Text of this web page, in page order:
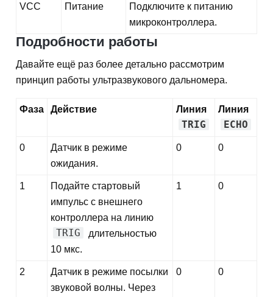
VCC Питание
Подключите к питанию
микроконтроллера.
Подробности работы
Давайте ещё раз более детально рассмотрим
принцип работы ультразвукового дальномера.
Фаза Действие Линия
TRIG
Линия
ECHO
0
Датчик в режиме
ожидания.
0 0
1
Подайте стартовый
импульс с внешнего
контроллера на линию
TRIG
длительностью
10 мкс.
1 0
2
Датчик в режиме посылки
звуковой волны. Через
0 0